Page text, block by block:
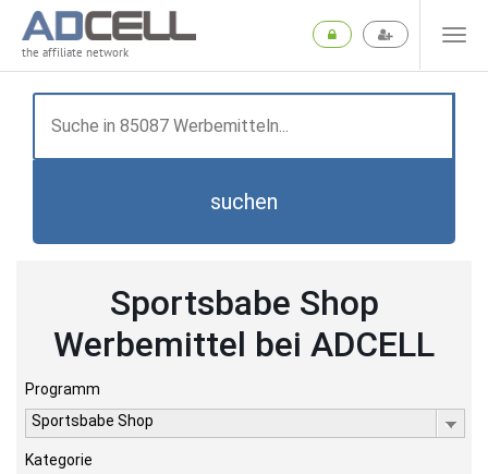
the affiliate network
suchen
Sportsbabe Shop
Werbemittel bei ADCELL
Programm
Sportsbabe Shop
Kategorie